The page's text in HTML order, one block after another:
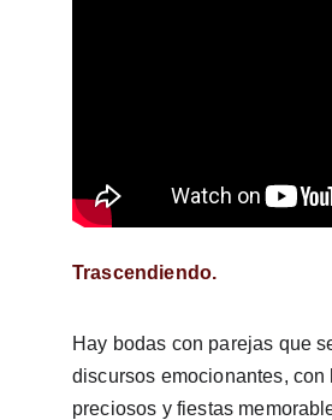
Trascendiendo.
Hay bodas con parejas que
discursos emocionantes, con
preciosos y fiestas